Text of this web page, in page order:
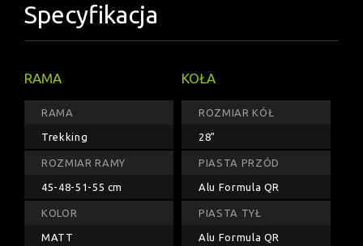
Specyfikacja
RAMA
RAMA
Trekking
ROZMIAR RAMY
45-48-51-55 cm
KOLOR
MATT
KOŁA
ROZMIAR KÓŁ
28"
PIASTA PRZÓD
Alu Formula QR
PIASTA TYŁ
Alu Formula QR